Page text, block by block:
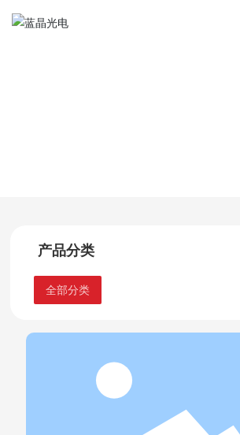
研究开发
联系我们
产品分类
全部分类